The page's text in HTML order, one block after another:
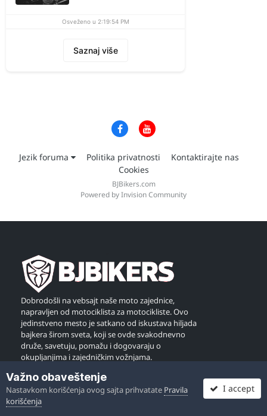
Osveženo u 2:19:54 PM
Saznaj više
Jezik foruma Politika privatnosti
Kontaktirajte nas
Cookies
BJBikers.com
Powered by Invision Community
Dobrodošli na vebsajt naše moto zajednice,
napravljen od motociklista za motocikliste. Ovo
jedinstveno mesto je satkano od iskustava hiljada
bajkera širom sveta, koji se ovde svakodnevno
druže, savetuju, pomažu i dogovaraju o
okupljanjima i zajedničkim vožnjama.
Želimo podeliti našu dobru energiju sa što više
ljudi, zato vas pozivamo da nam se pridružite!
Važno obaveštenje
Nastavkom korišćenja ovog sajta prihvatate Pravila
korišćenja
I accept